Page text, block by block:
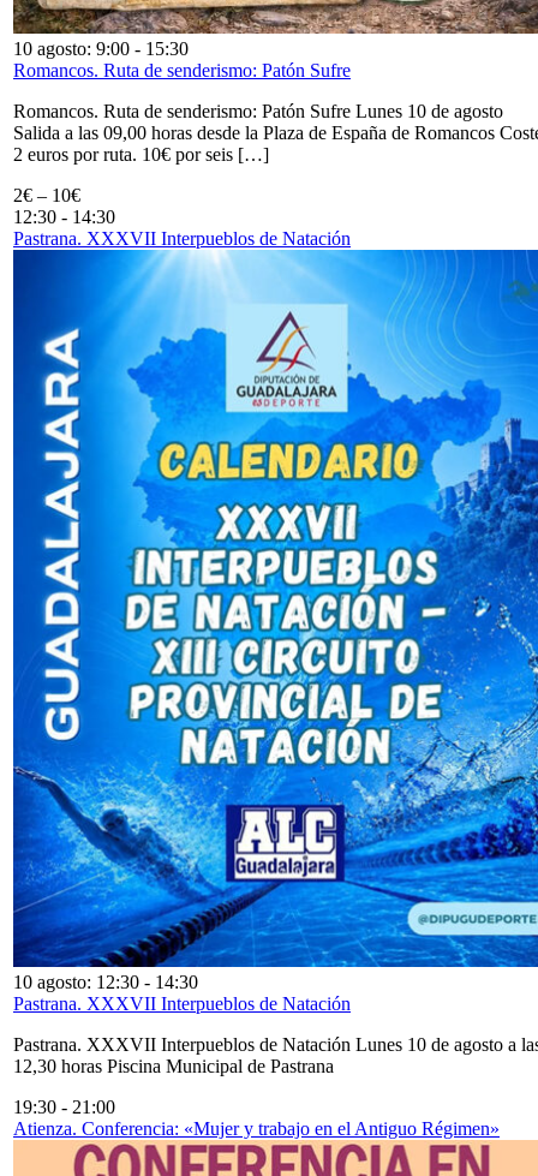
10 agosto: 9:00 - 15:30
Romancos. Ruta de senderismo: Patón Sufre
Romancos. Ruta de senderismo: Patón Sufre Lunes 10 de agosto
Salida a las 09,00 horas desde la Plaza de España de Romancos
2 euros por ruta. 10€ por seis […]
2€ – 10€
12:30 - 14:30
Pastrana. XXXVII Interpueblos de Natación
10 agosto: 12:30 - 14:30
Pastrana. XXXVII Interpueblos de Natación
Pastrana. XXXVII Interpueblos de Natación Lunes 10 de agosto a
12,30 horas Piscina Municipal de Pastrana
19:30 - 21:00
Atienza. Conferencia: «Mujer y trabajo en el Antiguo Régimen»